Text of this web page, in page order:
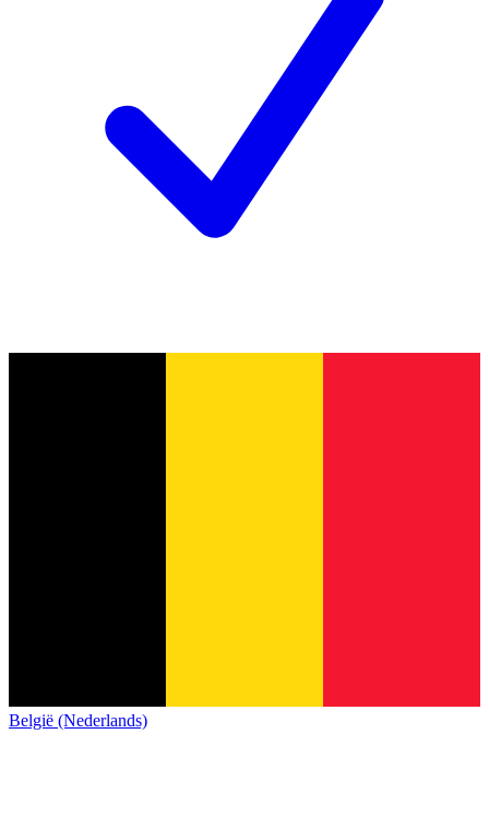
België (Nederlands)